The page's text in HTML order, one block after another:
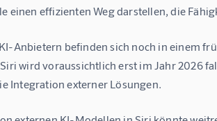
einen effizienten Weg darstellen, die
Anbietern befinden sich noch in einem
wird voraussichtlich erst im Jahr 2026
Integration externer Lösungen.